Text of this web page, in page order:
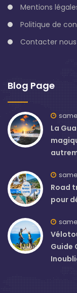
Mentions
Politique de
Contacter nous
Blog Page
La
Road
pour
Guide